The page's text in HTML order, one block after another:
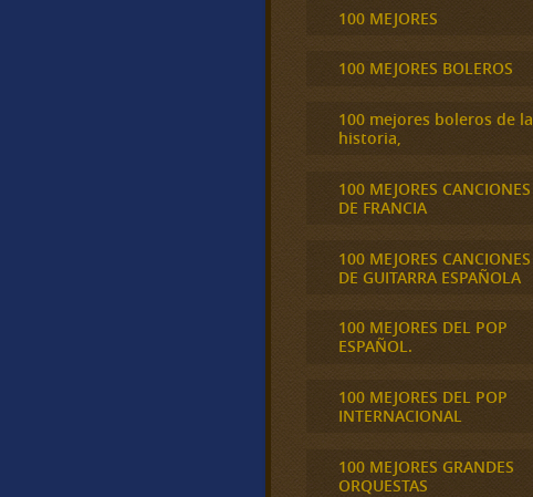
100 MEJORES
100 MEJORES BOLEROS
100 mejores boleros de la
historia,
100 MEJORES CANCIONES
DE FRANCIA
100 MEJORES CANCIONES
DE GUITARRA ESPAÑOLA
100 MEJORES DEL POP
ESPAÑOL.
100 MEJORES DEL POP
INTERNACIONAL
100 MEJORES GRANDES
ORQUESTAS